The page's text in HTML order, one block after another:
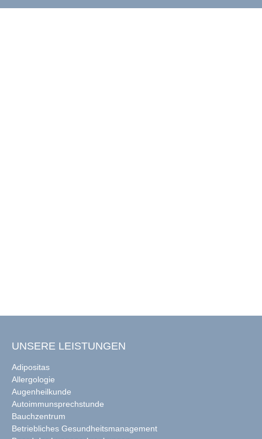
UNSERE LEISTUNGEN
Adipositas
Allergologie
Augenheilkunde
Autoimmunsprechstunde
Bauchzentrum
Betriebliches Gesundheitsmanagement